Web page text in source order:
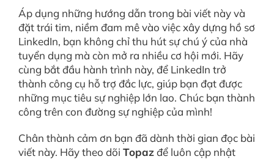
Áp dụng những hướng dẫn trong bài viết này và
đặt trái tim, niềm đam mê vào việc xây dựng hồ sơ
LinkedIn, bạn không chỉ thu hút sự chú ý của nhà
tuyển dụng mà còn mở ra nhiều cơ hội mới. Hãy
cùng bắt đầu hành trình này, để LinkedIn trở
thành công cụ hỗ trợ đắc lực, giúp bạn đạt được
những mục tiêu sự nghiệp lớn lao. Chúc bạn thành
công trên con đường sự nghiệp của mình!
Chân thành cảm ơn bạn đã dành thời gian đọc bài
viết này. Hãy theo dõi Topazđể luôn cập nhật